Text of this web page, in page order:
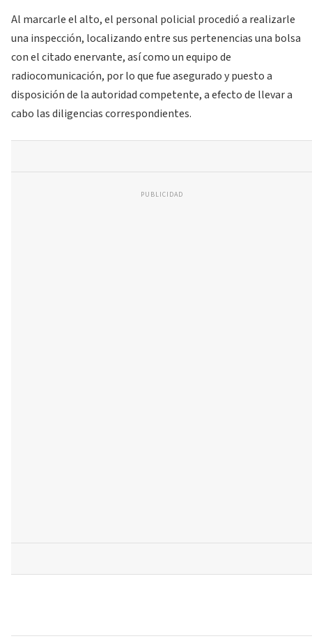
Al marcarle el alto, el personal policial procedió a realizarle
una inspección, localizando entre sus pertenencias una bolsa
con el citado enervante, así como un equipo de
radiocomunicación, por lo que fue asegurado y puesto a
disposición de la autoridad competente, a efecto de llevar a
cabo las diligencias correspondientes.
PUBLICIDAD